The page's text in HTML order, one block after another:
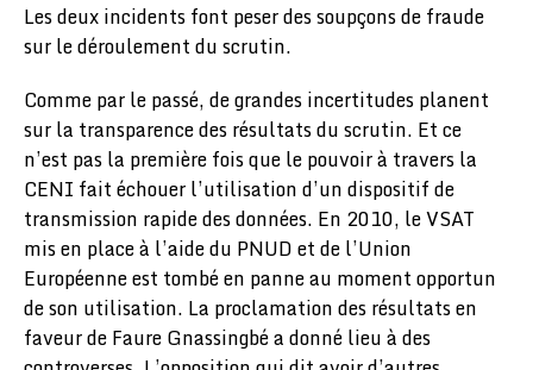
Les deux incidents font peser des soupçons de fraude
sur le déroulement du scrutin.
Comme par le passé, de grandes incertitudes planent
sur la transparence des résultats du scrutin. Et ce
n’est pas la première fois que le pouvoir à travers la
CENI fait échouer l’utilisation d’un dispositif de
transmission rapide des données. En 2010, le VSAT
mis en place à l’aide du PNUD et de l’Union
Européenne est tombé en panne au moment opportun
de son utilisation. La proclamation des résultats en
faveur de Faure Gnassingbé a donné lieu à des